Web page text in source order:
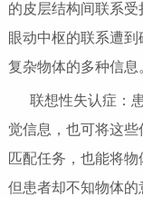
的皮层结构间联系
眼动中枢的联系遭
复杂物体的多种信息
联想性失认症：
觉信息，也可将这
匹配任务，也能将
但患者却不知物体